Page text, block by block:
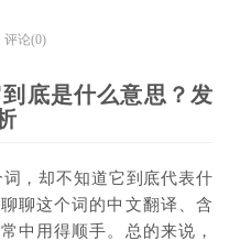
评论(0)
底是什么意思？发
词，却不知道它到底代表什
聊这个词的中文翻译、含
中用得顺手。总的来说，